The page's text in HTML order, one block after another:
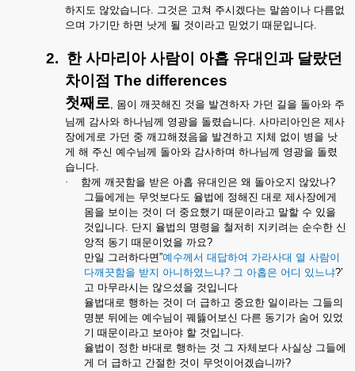
하지도 않았습니다. 그것은 고쳐 주시겠다는 말씀이나 다름없
으며 가기만 하면 낫게 될 것이라고 믿었기 때문입니다.
2. 한 사마리아 사람이 아홉 유대인과 달랐던
차이점 The differences
첫째로, 몸이 깨끗해진 것을 발견하자 가던 길을 돌아와 주
님께 감사와 하나님께 영광을 돌렸습니다. 사마리아인은 제사
장에게로 가던 중 깨끄해졌음을 발견하고 지체 없이 병을 낫
게 해 주신 예수님께 돌아와 감사하며 하나님께 영광을 돌렸
습니다.
·
함께 깨끗함을 받은 아홉 유대인은 왜 돌아오지 않았나?
그들에게는 무엇보다도 율법에 정해진 대로 제사장에게
몸을 보이는 것이 더 중요했기 때문이라고 말할 수 있을
것입니다. 단지 율법의 명령을 철저히 지키려는 순수한 신
앙적 동기 때문이었을 까요?
만일 그러하다면”예수께서 대답하여 가라사대 열 사람이
다깨끗함을 받지 아니하였느냐? 그 아홉은 어디 있느냐?’
고 마무라시는 않으셨을 것입니다
율법대로 행하는 것이 더 급하고 중요한 일이라는 그들의
명분 뒤에는 예수님이 꿰뜷어보신 다른 동기가 숨어 있었
기 때문이라고 보아야 할 것입니다.
율법이 정한 바대로 행하는 것 그 자체보다 사실상 그들에
게 더 급하고 간절한 것이 무엇이어겠습니까?